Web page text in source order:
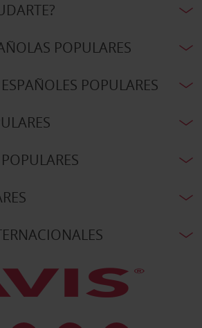
POPULARES
POPULARES